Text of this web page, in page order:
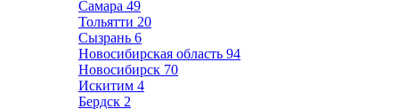
Самара 49
Тольятти 20
Сызрань 6
Новосибирская область 94
Новосибирск 70
Искитим 4
Бердск 2